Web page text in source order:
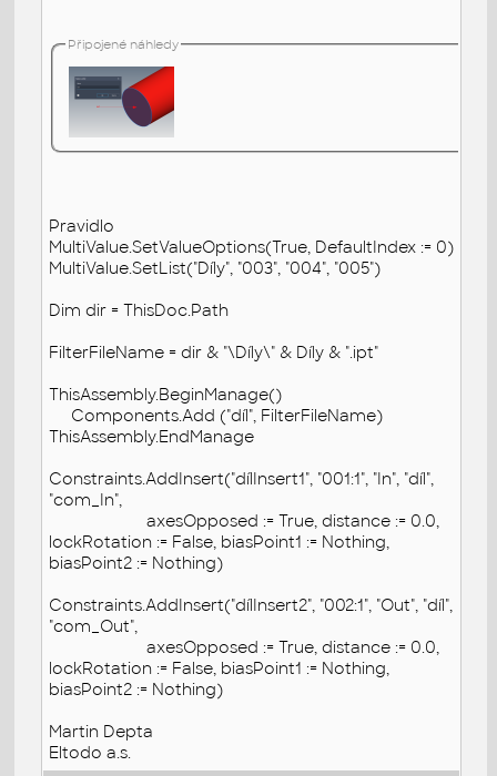
Připojené náhledy
Pravidlo
MultiValue.SetValueOptions(True, DefaultIndex := 0)
MultiValue.SetList("Díly", "003", "004", "005")
Dim dir = ThisDoc.Path
FilterFileName = dir & "\Díly\" & Díly & ".ipt"
ThisAssembly.BeginManage()
Components.Add ("díl", FilterFileName)
ThisAssembly.EndManage
Constraints.AddInsert("dílInsert1", "001:1", "In", "díl",
"com_In",
axesOpposed := True, distance := 0.0,
lockRotation := False, biasPoint1 := Nothing,
biasPoint2 := Nothing)
Constraints.AddInsert("dílInsert2", "002:1", "Out", "díl",
"com_Out",
axesOpposed := True, distance := 0.0,
lockRotation := False, biasPoint1 := Nothing,
biasPoint2 := Nothing)
Martin Depta
Eltodo a.s.